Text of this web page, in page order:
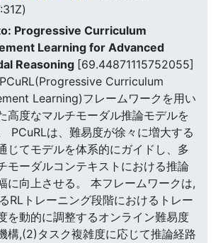
Progressive Curriculum
Learning for Advanced
Reasoning [69.44871115752055]
Curriculum
Learning)フレームワークを用い
高度なマルチモーダル推論モデルを
PCuRLは、難易度が徐々に増大する
じてモデルを体系的にガイドし、多
モーダルコンテキストにおける推論
に向上させる。 本フレームワークは,
RLトレーニング段階におけるトレー
を動的に調整するオンライン難易度
構,(2)タスク複雑度に応じて推論経路